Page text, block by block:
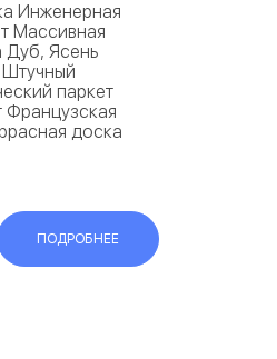
Инженерная
Массивная
Дуб, Ясень
паркет
Французская
доска
ПОДРОБНЕЕ